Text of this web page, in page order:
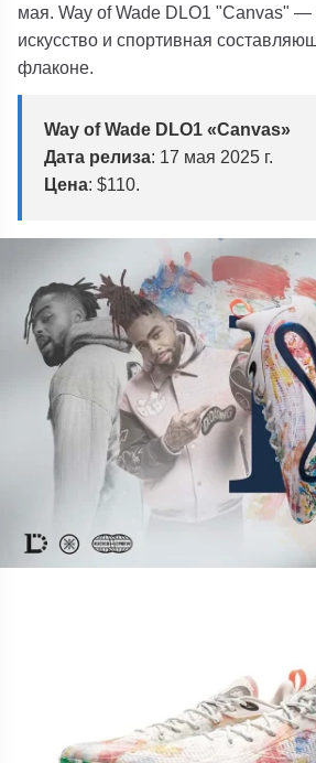
мая. Way of Wade DLO1 "Canvas" —
искусство и спортивная
флаконе.
Way of Wade DLO1 «Canvas»
Дата релиза: 17 мая 2025 г.
Цена: $110.